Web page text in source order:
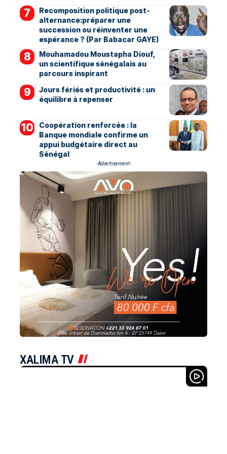
Recomposition politique post-
alternance:préparer une
succession ou réinventer une
espérance ? (Par Babacar GAYE)
Mouhamadou Moustapha Diouf,
un scientifique sénégalais au
parcours inspirant
Jours fériés et productivité : un
équilibre à repenser
Coopération renforcée : la
Banque mondiale confirme un
appui budgétaire direct au
Sénégal
- Advertisement -
XALIMA TV